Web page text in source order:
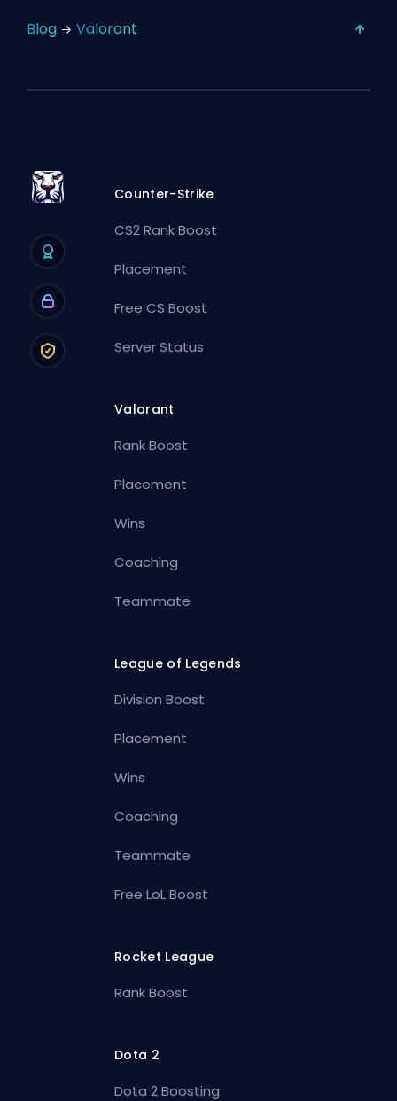
Blog Valorant
Counter-Strike
CS2 Rank Boost
Placement
Free CS Boost
Server Status
Valorant
Rank Boost
Placement
Wins
Coaching
Teammate
League of Legends
Division Boost
Placement
Wins
Coaching
Teammate
Free LoL Boost
Rocket League
Rank Boost
Dota 2
Dota 2 Boosting